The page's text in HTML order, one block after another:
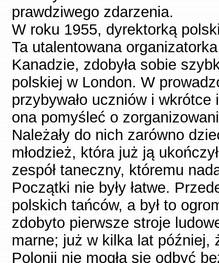
prawdziwego zdarzenia.
W roku 1955, dyrektorką
Ta utalentowana
Kanadzie, zdobyła sobie
polskiej w London. W
przybywało uczniów i wkrótce
ona pomyśleć o
Należały do nich zarówno
młodzież, która już ją
zespół taneczny, któremu
Początki nie były łatwe.
polskich tańców, a był to
zdobyto pierwsze stroje
marne; już w kilka lat później,
Polonii nie mogła się odbyć